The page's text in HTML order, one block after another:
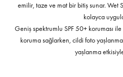
emilir, taze ve mat bir bitiş sunar. Wet
kolayca
Geniş spektrumlu SPF 50+ koruması ile
koruma sağlarken, cildi foto
yaşlanma